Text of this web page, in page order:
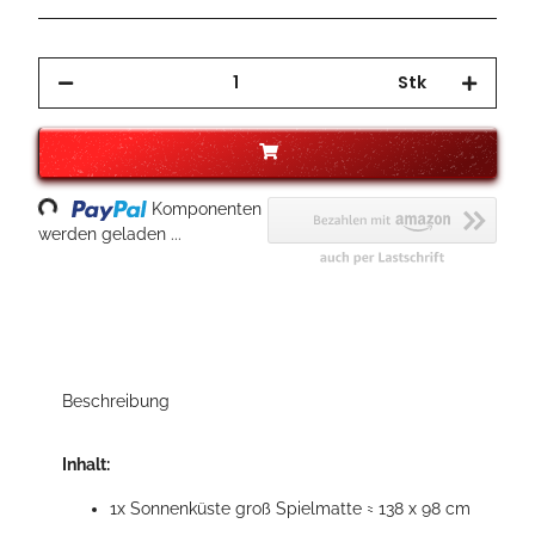
Stk
Loading...
Komponenten
werden geladen ...
Beschreibung
Inhalt:
1x Sonnenküste groß Spielmatte ≈ 138 x 98 cm